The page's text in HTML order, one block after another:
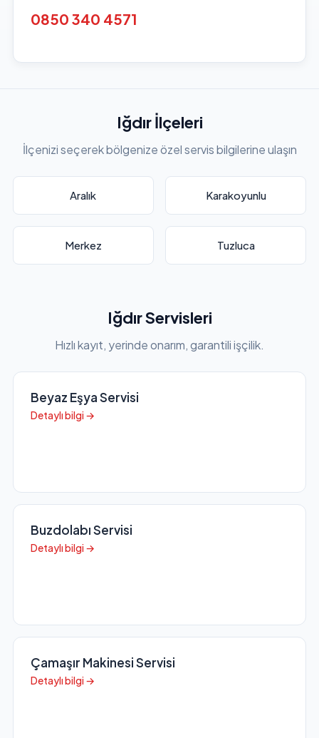
0850 340 4571
Iğdır İlçeleri
İlçenizi seçerek bölgenize özel servis bilgilerine ulaşın
Aralık Karakoyunlu
Merkez Tuzluca
Iğdır Servisleri
Hızlı kayıt, yerinde onarım, garantili işçilik.
Beyaz Eşya Servisi
Detaylı bilgi →
Buzdolabı Servisi
Detaylı bilgi →
Çamaşır Makinesi Servisi
Detaylı bilgi →